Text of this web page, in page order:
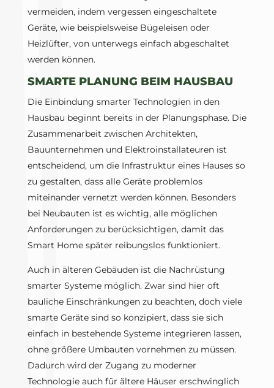
vermeiden, indem vergessen eingeschaltete
Geräte, wie beispielsweise Bügeleisen oder
Heizlüfter, von unterwegs einfach abgeschaltet
werden können.
SMARTE PLANUNG BEIM HAUSBAU
Die Einbindung smarter Technologien in den
Hausbau beginnt bereits in der Planungsphase. Die
Zusammenarbeit zwischen Architekten,
Bauunternehmen und Elektroinstallateuren ist
entscheidend, um die Infrastruktur eines Hauses so
zu gestalten, dass alle Geräte problemlos
miteinander vernetzt werden können. Besonders
bei Neubauten ist es wichtig, alle möglichen
Anforderungen zu berücksichtigen, damit das
Smart Home später reibungslos funktioniert.
Auch in älteren Gebäuden ist die Nachrüstung
smarter Systeme möglich. Zwar sind hier oft
bauliche Einschränkungen zu beachten, doch viele
smarte Geräte sind so konzipiert, dass sie sich
einfach in bestehende Systeme integrieren lassen,
ohne größere Umbauten vornehmen zu müssen.
Dadurch wird der Zugang zu moderner
Technologie auch für ältere Häuser erschwinglich